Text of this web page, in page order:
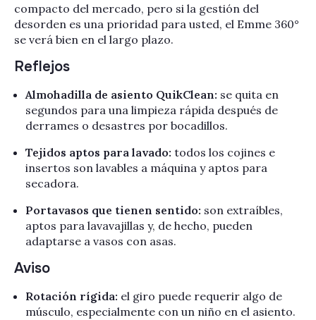
compacto del mercado, pero si la gestión del
desorden es una prioridad para usted, el Emme 360°
se verá bien en el largo plazo.
Reflejos
Almohadilla de asiento QuikClean: se quita en
segundos para una limpieza rápida después de
derrames o desastres por bocadillos.
Tejidos aptos para lavado: todos los cojines e
insertos son lavables a máquina y aptos para
secadora.
Portavasos que tienen sentido: son extraíbles,
aptos para lavavajillas y, de hecho, pueden
adaptarse a vasos con asas.
Aviso
Rotación rígida: el giro puede requerir algo de
músculo, especialmente con un niño en el asiento.